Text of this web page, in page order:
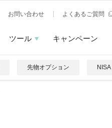
お問い合わせ よくあるご質問
ツール キャンペーン
先物オプション NISA